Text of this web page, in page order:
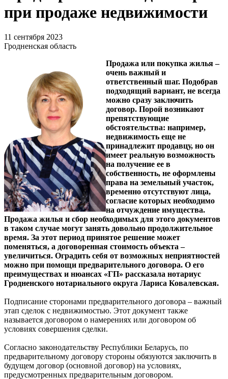
при продаже недвижимости
11 сентября 2023
Гродненская область
Продажа или покупка жилья –
очень важный и
ответственный шаг. Подобрав
подходящий вариант, не всегда
можно сразу заключить
договор. Порой возникают
препятствующие
обстоятельства: например,
недвижимость еще не
принадлежит продавцу, но он
имеет реальную возможность
на получение ее в
собственность, не оформлены
права на земельный участок,
временно отсутствуют лица,
согласие которых необходимо
на отчуждение имущества.
Продажа жилья и сбор необходимых для этого документов
в таком случае могут занять довольно продолжительное
время. За этот период принятое решение может
поменяться, а договоренная стоимость объекта –
увеличиться. Оградить себя от возможных неприятностей
можно при помощи предварительного договора. О его
преимуществах и нюансах «ГП» рассказала нотариус
Гродненского нотариального округа Лариса Ковалевская.
Подписание сторонами предварительного договора – важный
этап сделок с недвижимостью. Этот документ также
называется договором о намерениях или договором об
условиях совершения сделки.
Согласно законодательству Республики Беларусь, по
предварительному договору стороны обязуются заключить в
будущем договор (основной договор) на условиях,
предусмотренных предварительным договором.